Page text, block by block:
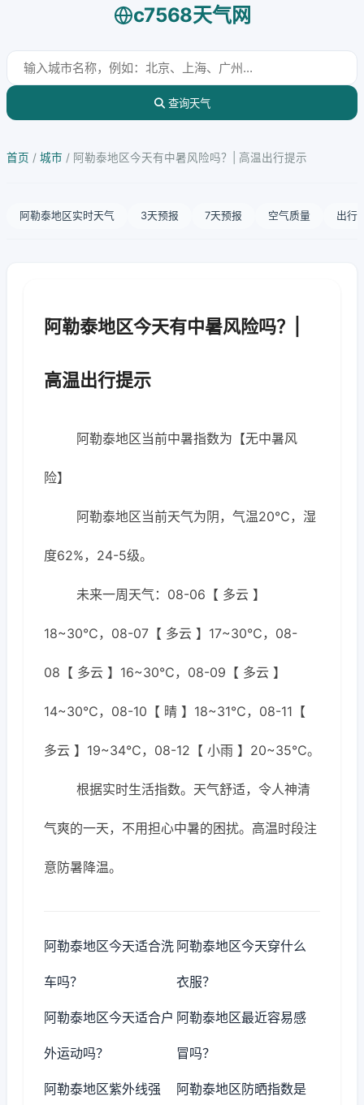
c7568天气网
查询天气
首页 / 城市 / 阿勒泰地区今天有中暑风险吗？| 高温出行提示
阿勒泰地区实时天气 3天预报 7天预报 空气质量 出行
阿勒泰地区今天有中暑风险吗？|
高温出行提示
阿勒泰地区当前中暑指数为【无中暑风
险】
阿勒泰地区当前天气为阴，气温20℃，湿
度62%，24-5级。
未来一周天气：08-06【 多云 】
18~30℃，08-07【 多云 】17~30℃，08-
08【 多云 】16~30℃，08-09【 多云 】
14~30℃，08-10【 晴 】18~31℃，08-11【
多云 】19~34℃，08-12【 小雨 】20~35℃。
根据实时生活指数。天气舒适，令人神清
气爽的一天，不用担心中暑的困扰。高温时段注
意防暑降温。
阿勒泰地区今天适合洗
车吗？
阿勒泰地区今天穿什么
衣服？
阿勒泰地区今天适合户
外运动吗？
阿勒泰地区最近容易感
冒吗？
阿勒泰地区紫外线强 阿勒泰地区防晒指数是